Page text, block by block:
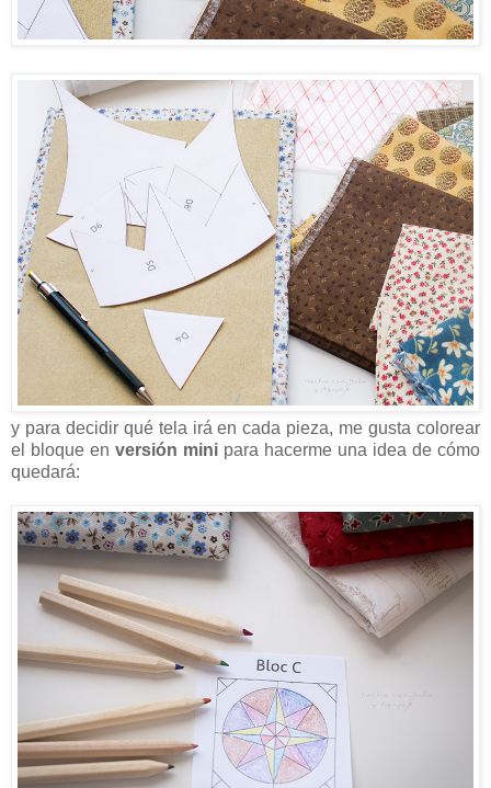
y para decidir qué tela irá en cada pieza, me gusta colorear
el bloque en versión mini para hacerme una idea de cómo
quedará: